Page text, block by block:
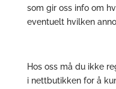
som gir oss info om
eventuelt hvilken
Hos oss må du ikke
i nettbutikken for å